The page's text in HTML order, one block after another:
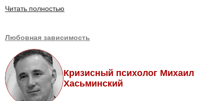
Читать полностью
Любовная зависимость
Кризисный психолог Михаил
Хасьминский